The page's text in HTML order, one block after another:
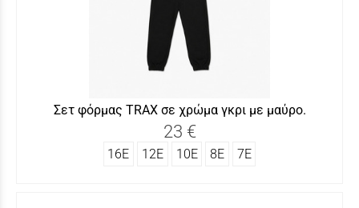
Σετ φόρμας TRΑX σε χρώμα γκρι με μαύρο.
23 €
16Ε 12Ε 10Ε 8Ε 7Ε